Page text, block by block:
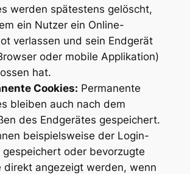
werden spätestens gelöscht,
ein Nutzer ein Online-
verlassen und sein Endgerät
oder mobile Applikation)
hat.
Cookies: Permanente
bleiben auch nach dem
des Endgerätes gespeichert.
beispielsweise der Login-
gespeichert oder bevorzugte
direkt angezeigt werden, wenn